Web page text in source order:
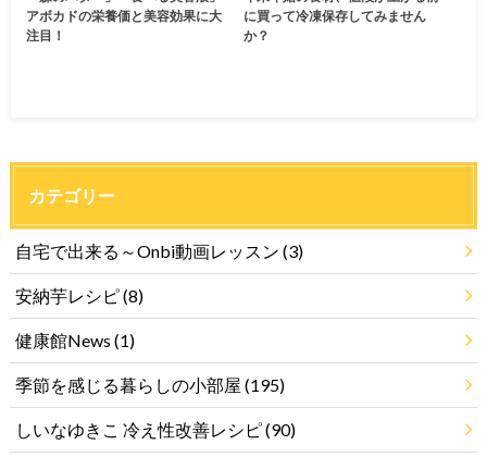
アボカドの栄養価と美容効果に大
注目！
に買って冷凍保存してみません
か？
カテゴリー
自宅で出来る～Onbi動画レッスン (3)
安納芋レシピ(8)
健康館News (1)
季節を感じる暮らしの小部屋 (195)
しいなゆきこ 冷え性改善レシピ(90)